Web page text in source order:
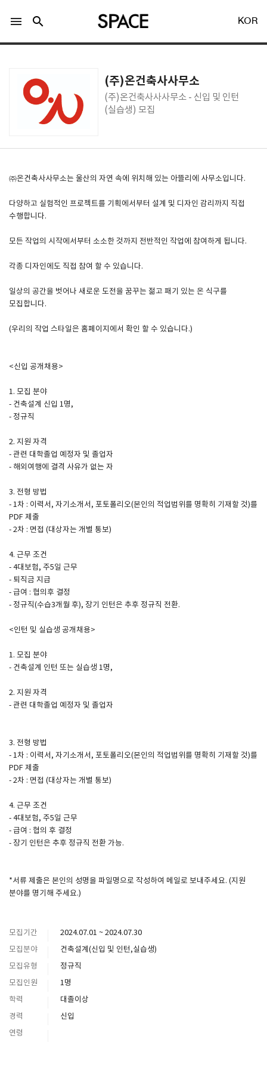
Facebook 로그인
Twitter 로그인
Naver 로그인
SPACE 소개
Contact
menu search KOR
(주)온건축사사무소
(주)온건축사사사무소 - 신입 및 인턴
(실습생) 모집
㈜온건축사사무소는 울산의 자연 속에 위치해 있는 아뜰리에 사무소입니다.
다양하고 실험적인 프로젝트를 기획에서부터 설계 및 디자인 감리까지 직접
수행합니다.
모든 작업의 시작에서부터 소소한 것까지 전반적인 작업에 참여하게 됩니다.
각종 디자인에도 직접 참여 할 수 있습니다.
일상의 공간을 벗어나 새로운 도전을 꿈꾸는 젊고 패기 있는 온 식구를
모집합니다.
(우리의 작업 스타일은 홈페이지에서 확인 할 수 있습니다.)
<신입 공개채용>
1. 모집 분야
- 건축설계 신입 1명,
- 정규직
2. 지원 자격
- 관련 대학졸업 예정자 및 졸업자
- 해외여행에 결격 사유가 없는 자
3. 전형 방법
- 1차 : 이력서, 자기소개서, 포토폴리오(본인의 적업범위를 명확히 기재할 것)를
PDF 제출
- 2차 : 면접 (대상자는 개별 통보)
4. 근무 조건
- 4대보험, 주5일 근무
- 퇴직금 지급
- 급여 : 협의후 결정
- 정규직(수습3개월 후), 장기 인턴은 추후 정규직 전환.
<인턴 및 실습생 공개채용>
1. 모집 분야
- 건축설계 인턴 또는 실습생 1명,
2. 지원 자격
- 관련 대학졸업 예정자 및 졸업자
3. 전형 방법
- 1차 : 이력서, 자기소개서, 포토폴리오(본인의 적업범위를 명확히 기재할 것)를
PDF 제출
- 2차 : 면접 (대상자는 개별 통보)
4. 근무 조건
- 4대보험, 주5일 근무
- 급여 : 협의 후 결정
- 장기 인턴은 추후 정규직 전환 가능.
*서류 제출은 본인의 성명을 파일명으로 작성하여 메일로 보내주세요. (지원
분야를 명기해 주세요.)
모집기간
2024.07.01 ~ 2024.07.30
모집분야
건축설계(신입 및 인턴,실습생)
모집유형
정규직
모집인원
1명
학력
대졸이상
경력
신입
연령